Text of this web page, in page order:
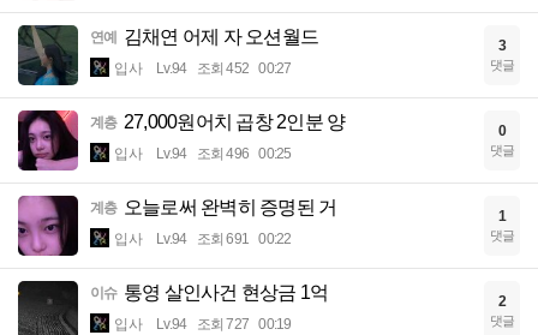
연예 김채연 어제 자 오션월드
입사 Lv.94 조회 452 00:27
3
댓글
계층 27,000원어치 곱창 2인분 양
입사 Lv.94 조회 496 00:25
0
댓글
계층 오늘로써 완벽히 증명된 거
입사 Lv.94 조회 691 00:22
1
댓글
이슈 통영 살인사건 현상금 1억
입사 Lv.94 조회 727 00:19
2
댓글